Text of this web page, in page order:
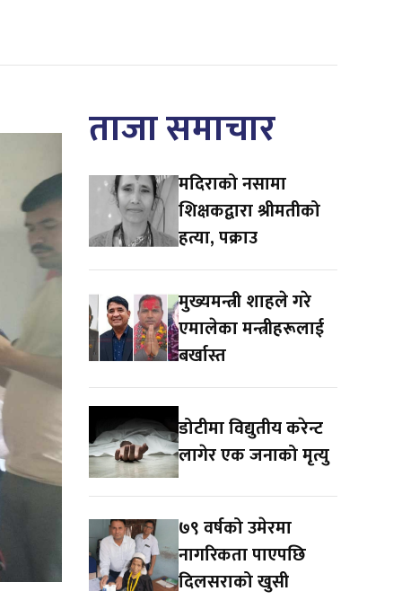
ताजा समाचार
मदिराको नसामा
शिक्षकद्वारा श्रीमतीको
हत्या, पक्राउ
मुख्यमन्त्री शाहले गरे
एमालेका मन्त्रीहरूलाई
बर्खास्त
डोटीमा विद्युतीय करेन्ट
लागेर एक जनाको मृत्यु
७९ वर्षको उमेरमा
नागरिकता पाएपछि
दिलसराको खुसी